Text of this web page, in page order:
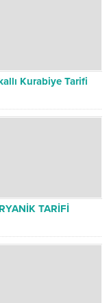
Kurabiye Tarifi
TARİFİ